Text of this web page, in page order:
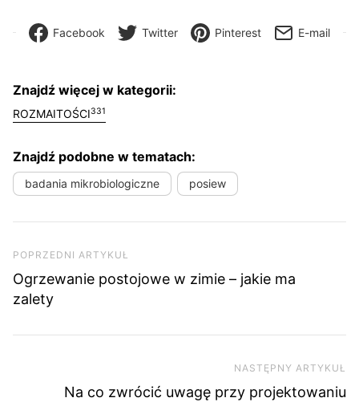
Facebook Twitter Pinterest E-mail
Znajdź więcej w kategorii:
ROZMAITOŚCI331
Znajdź podobne w tematach:
badania mikrobiologiczne posiew
Poprzedni artykuł
POPRZEDNI ARTYKUŁ
Ogrzewanie postojowe w zimie – jakie ma
zalety
NASTĘPNY ARTYKUŁ
Na co zwrócić uwagę przy projektowaniu